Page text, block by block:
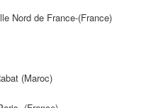
Nord de France-(France)
(Maroc)